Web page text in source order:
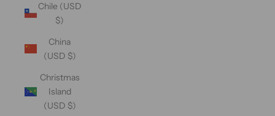
Chile (USD
$)
China
(USD $)
Christmas
Island
(USD $)